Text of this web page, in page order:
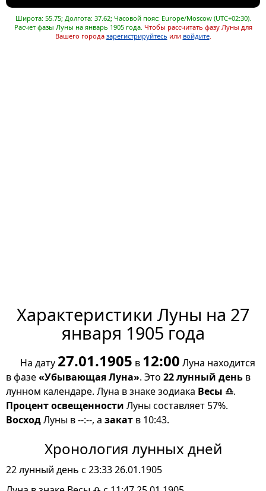
Широта: 55.75; Долгота: 37.62; Часовой пояс: Europe/Moscow (UTC+02:30).
Расчет фазы Луны на январь 1905 года. Чтобы рассчитать фазу Луны для
Вашего города зарегистрируйтесь или войдите.
Характеристики Луны на 27
января 1905 года
На дату 27.01.1905 в 12:00 Луна находится
в фазе«Убывающая Луна». Это 22 лунный день в
лунном календаре. Луна в знаке зодиака Весы ♎.
Процент освещенности Луны составляет 57%.
ВосходЛуны в --:--, а закат в 10:43.
Хронология лунных дней
22 лунный день с 23:33 26.01.1905